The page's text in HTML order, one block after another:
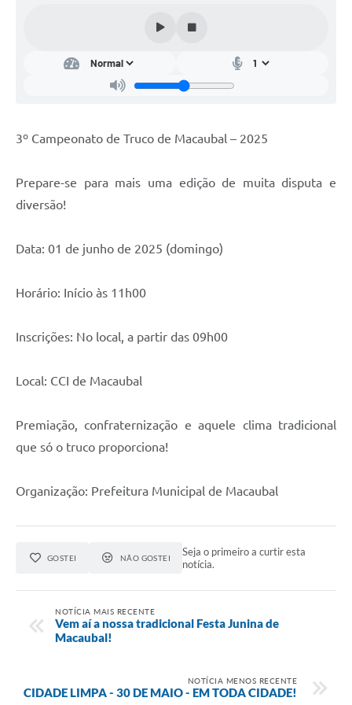
Ouvidoria
Galeria de Vídeos
Serviços Online
Telefones Úteis
Emprega
A Prefeitura
Contato
3º Campeonato de Truco de Macaubal – 2025
Prepare-se para mais uma edição de muita disputa e
diversão!
Data: 01 de junho de 2025 (domingo)
Horário: Início às 11h00
Inscrições: No local, a partir das 09h00
Local: CCI de Macaubal
Premiação, confraternização e aquele clima tradicional
que só o truco proporciona!
Organização: Prefeitura Municipal de Macaubal
GOSTEI NÃO GOSTEI
Seja o primeiro a curtir esta
notícia.
NOTÍCIA MAIS RECENTE
Vem aí a nossa tradicional Festa Junina de
Macaubal!
NOTÍCIA MENOS RECENTE
CIDADE LIMPA - 30 DE MAIO - EM TODA CIDADE!